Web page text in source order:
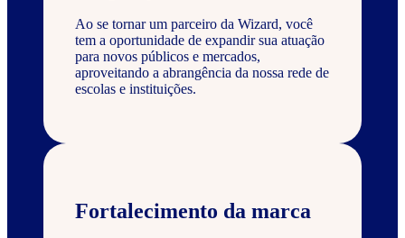
Ao se tornar um parceiro da Wizard, você
tem a oportunidade de expandir sua atuação
para novos públicos e mercados,
aproveitando a abrangência da nossa rede de
escolas e instituições.
Fortalecimento da marca